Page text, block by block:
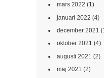
mars 2022 (1)
januari 2022 (4)
december 2021
oktober 2021 (4)
augusti 2021 (2)
maj 2021 (2)